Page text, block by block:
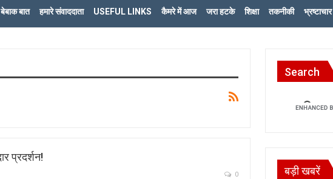
बेबाक बात हमारे संवाददाता USEFUL LINKS कैमरे में आज जरा हटके शिक्षा तकनीकी भ्रष्टाचार
प्रदर्शन!
0
Search
बड़ी खबरें